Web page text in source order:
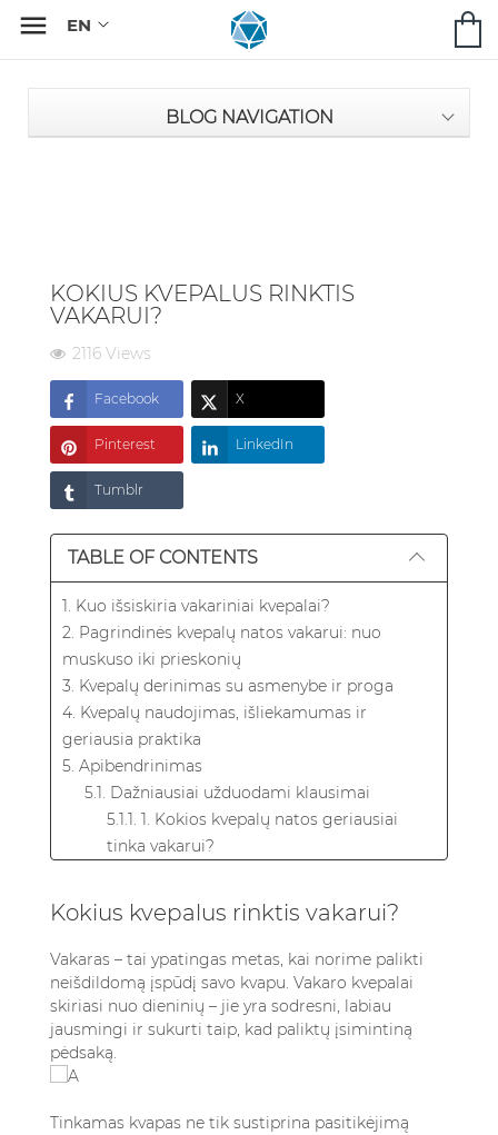

BLOG NAVIGATION
KOKIUS KVEPALUS RINKTIS
VAKARUI?
2116 Views
Facebook X
Pinterest LinkedIn
Tumblr
TABLE OF CONTENTS
1. Kuo išsiskiria vakariniai kvepalai?
2. Pagrindinės kvepalų natos vakarui: nuo
muskuso iki prieskonių
3. Kvepalų derinimas su asmenybe ir proga
4. Kvepalų naudojimas, išliekamumas ir
geriausia praktika
5. Apibendrinimas
5.1. Dažniausiai užduodami klausimai
5.1.1. 1. Kokios kvepalų natos geriausiai
tinka vakarui?
Eau de Parfum ar Parfum?
5.1.3. 3. Kaip pailginti kvepalų išliekamumą
vakaro renginiams?
5.1.4. 4. Kaip išsirinkti vakarinius kvepalus
dovanai?
5.1.5. 5. Ar vyrai ir moterys gali naudoti
tuos pačius vakarinius kvepalus?
Kokius kvepalus rinktis vakarui?
Vakaras – tai ypatingas metas, kai norime palikti
neišdildomą įspūdį savo kvapu. Vakaro kvepalai
skiriasi nuo dieninių – jie yra sodresni, labiau
jausmingi ir sukurti taip, kad paliktų įsimintiną
pėdsaką.
Tinkamas kvapas ne tik sustiprina pasitikėjimą